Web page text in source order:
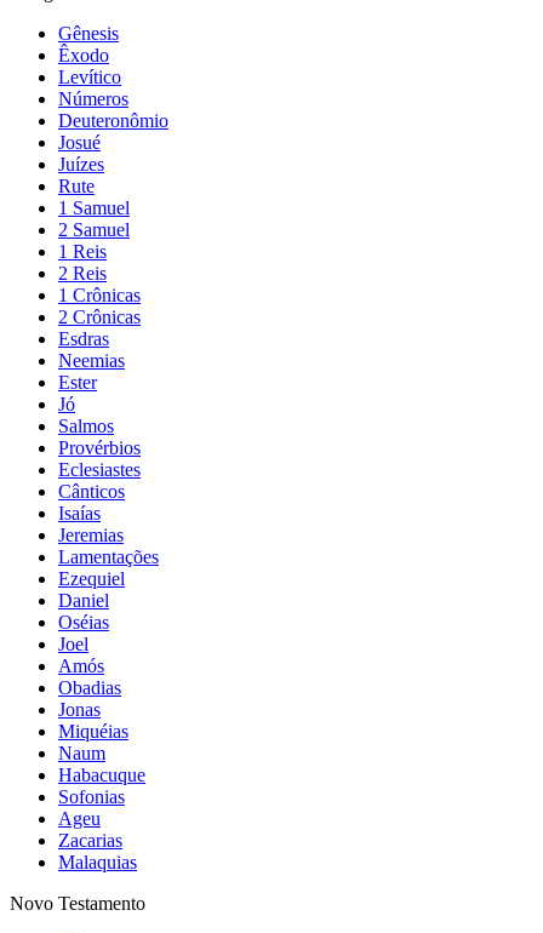
Gênesis
Êxodo
Levítico
Números
Deuteronômio
Josué
Juízes
Rute
1 Samuel
2 Samuel
1 Reis
2 Reis
1 Crônicas
2 Crônicas
Esdras
Neemias
Ester
Jó
Salmos
Provérbios
Eclesiastes
Cânticos
Isaías
Jeremias
Lamentações
Ezequiel
Daniel
Oséias
Joel
Amós
Obadias
Jonas
Miquéias
Naum
Habacuque
Sofonias
Ageu
Zacarias
Malaquias
Novo Testamento